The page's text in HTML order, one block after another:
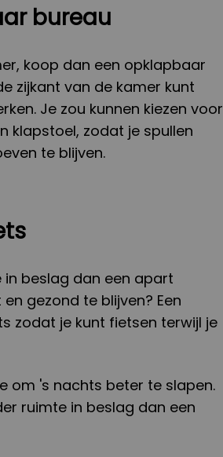
bureau
koop dan een opklapbaar
zijkant van de kamer kunt
Je zou kunnen kiezen voor
klapstoel, zodat je spullen
te blijven.
beslag dan een apart
gezond te blijven? Een
zodat je kunt fietsen terwijl je
om 's nachts beter te slapen.
ruimte in beslag dan een